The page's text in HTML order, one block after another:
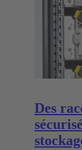
Des